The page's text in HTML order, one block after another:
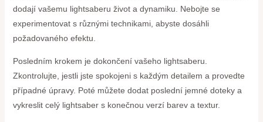
dodají vašemu lightsaberu život a dynamiku. Nebojte se
experimentovat s různými technikami, abyste dosáhli
požadovaného efektu.
Posledním krokem je dokončení vašeho lightsaberu.
Zkontrolujte, jestli jste spokojeni s každým detailem a provedte
případné úpravy. Poté můžete dodat poslední jemné doteky a
vykreslit celý lightsaber s konečnou verzí barev a textur.